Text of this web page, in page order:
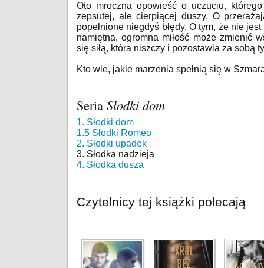
Oto mroczna opowieść o uczuciu,
zepsutej, ale cierpiącej duszy. O
popełnione niegdyś błędy. O tym, że nie
namiętna, ogromna miłość może zmienić
się siłą, która niszczy i pozostawia za sobą
Kto wie, jakie marzenia spełnią się w
Seria Słodki dom
1. Słodki dom
1.5 Słodki Romeo
2. Słodki upadek
3. Słodka nadzieja
4. Słodka dusza
Czytelnicy tej książki polecają